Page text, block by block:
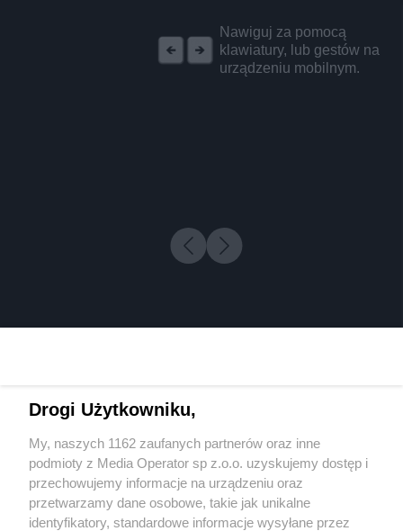
Nawiguj za pomocą
klawiatury, lub gestów na
urządzeniu mobilnym.
Wydawca mediów lokalnych
Drogi Użytkowniku,
My, naszych 1162 zaufanych partnerów oraz inne
podmioty z Media Operator sp z.o.o. uzyskujemy dostęp i
przechowujemy informacje na urządzeniu oraz
przetwarzamy dane osobowe, takie jak unikalne
identyfikatory, standardowe informacje wysyłane przez